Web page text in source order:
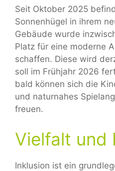
Seit Oktober 2025
Sonnenhügel in ihrem
Gebäude wurde
Platz für eine moderne
schaffen. Diese wird
soll im Frühjahr 2026
bald können sich die
und naturnahes
freuen.
Vielfalt und
Inklusion ist ein